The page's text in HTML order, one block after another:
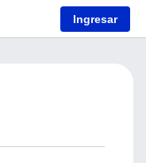
Ingresar